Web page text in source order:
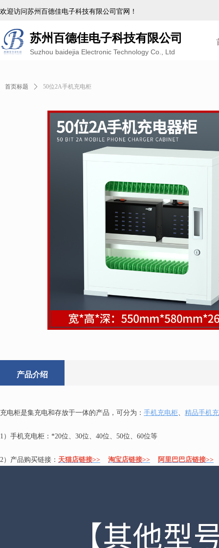
苏州百德佳电子科技有限公司
Suzhou baidejia Electronic Technology Co., Ltd
欢迎访问苏州百德佳电子科技有限公司官网！
首页标题 ꄲ 50位2A手机充电柜
产品介绍
充电柜是集充电和存放于一体的产品，可分为： 手机充电柜、 精品手机
1）手机充电柜：*20位、30位、40位、50位、60位等
2）产品购买链接： 天猫店链接>> 淘宝店链接>> 阿里巴巴店链接>>